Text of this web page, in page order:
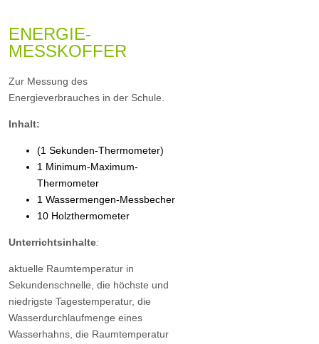
ENERGIE-
MESSKOFFER
Zur Messung des
Energieverbrauches in der Schule.
Inhalt:
(1 Sekunden-Thermometer)
1 Minimum-Maximum-
Thermometer
1 Wassermengen-Messbecher
10 Holzthermometer
Unterrichtsinhalte:
aktuelle Raumtemperatur in
Sekundenschnelle, die höchste und
niedrigste Tagestemperatur, die
Wasserdurchlaufmenge eines
Wasserhahns, die Raumtemperatur